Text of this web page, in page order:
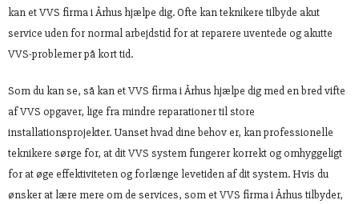
kan et VVS firma i Århus hjælpe dig. Ofte kan teknikere tilbyde akut
service uden for normal arbejdstid for at reparere uventede og akutte
VVS-problemer på kort tid.
Som du kan se, så kan et VVS firma i Århus hjælpe dig med en bred vifte
af VVS opgaver, lige fra mindre reparationer til store
installationsprojekter. Uanset hvad dine behov er, kan professionelle
teknikere sørge for, at dit VVS system fungerer korrekt og omhyggeligt
for at øge effektiviteten og forlænge levetiden af dit system. Hvis du
ønsker at lære mere om de services, som et VVS firma i Århus tilbyder,